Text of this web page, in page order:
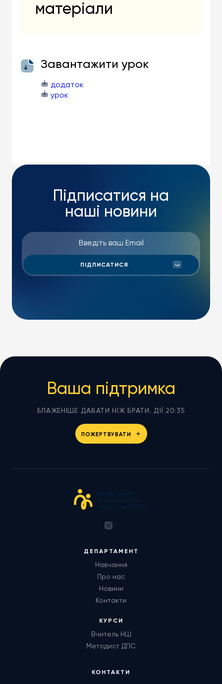
матеріали
Завантажити урок
додаток
урок
Підписатися на
наші новини
Ваша підтримка
БЛАЖЕНІШЕ ДАВАТИ НІЖ БРАТИ. ДІЇ 20:35
ПОЖЕРТВУВАТИ
ДЕПАРТАМЕНТ
Навчання
Про нас
Новини
Контакти
КУРСИ
Вчитель НШ
Методист ДПС
КОНТАКТИ